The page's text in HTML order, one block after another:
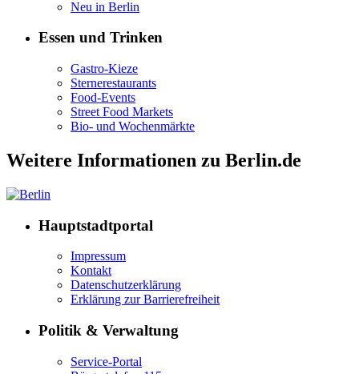
Neu in Berlin
Essen und Trinken
Gastro-Kieze
Sternerestaurants
Food-Events
Street Food Markets
Bio- und Wochenmärkte
Weitere Informationen zu Berlin.de
Hauptstadtportal
Impressum
Kontakt
Datenschutzerklärung
Erklärung zur Barrierefreiheit
Politik & Verwaltung
Service-Portal